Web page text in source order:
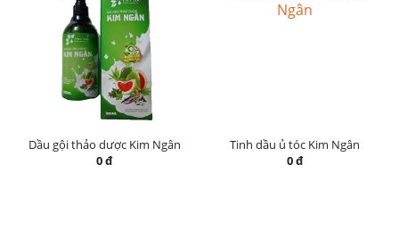
Dầu gội thảo dược Kim Ngân
0 đ
Tinh dầu ủ tóc Kim Ngân
0 đ